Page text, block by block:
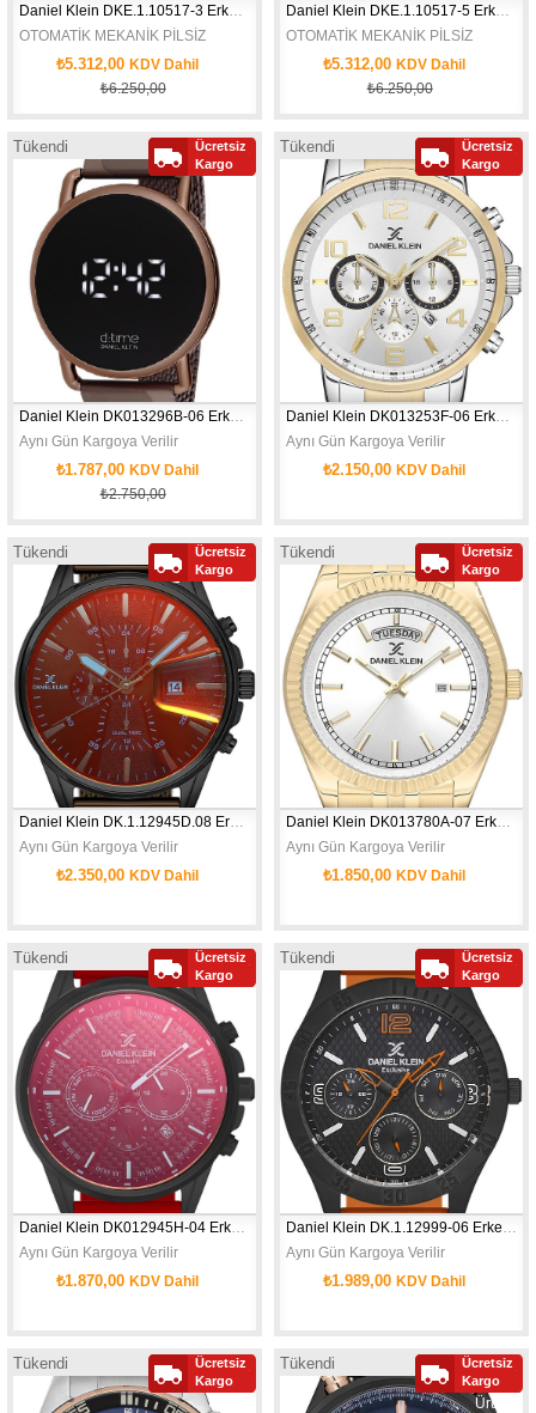
Daniel Klein DKE.1.10517-3 Erkek Kol Saati
OTOMATİK MEKANİK PİLSİZ
Kayış Tipi:Deri  Kayış Rengi:Siyah Kasa Çapı:43 mm Cinsiyet:Erkek:Kasa
₺5.312,00 KDV Dahil
₺6.250,00
Daniel Klein DKE.1.10517-5 Erkek Kol Saati
OTOMATİK MEKANİK PİLSİZ
Kayış Tipi:Deri  Kayış
₺5.312,00 KDV Dahil
₺6.250,00
Tükendi
Daniel Klein DK013296B-06 Erkek Kol Saati
Aynı Gün Kargoya Verilir
₺1.787,00 KDV Dahil
₺2.750,00
Ücretsiz
Kargo
Tükendi
Daniel Klein DK013253F-06 Erkek Kol Saati
Aynı Gün Kargoya Verilir
₺2.150,00 KDV Dahil
Ücretsiz
Kargo
Tükendi
Daniel Klein DK.1.12945D.08 Erkek Kol Saati
Aynı Gün Kargoya Verilir
₺2.350,00 KDV Dahil
Ücretsiz
Kargo
Tükendi
Daniel Klein DK013780A-07 Erkek Kol Saati
Aynı Gün Kargoya Verilir
₺1.850,00 KDV Dahil
Ücretsiz
Kargo
Ürün
Tükendi
Daniel Klein DK012945H-04 Erkek Kol Saati
Aynı Gün Kargoya Verilir
₺1.870,00 KDV Dahil
Ücretsiz
Kargo
Ürün
Tükendi
Daniel Klein DK.1.12999-06 Erkek Kol Saati
Aynı Gün Kargoya Verilir
₺1.989,00 KDV Dahil
Ücretsiz
Kargo
Ürün
Tükendi
Ücretsiz
Kargo
Yeni
Ürün
Tükendi
Ücretsiz
Kargo
Yeni
Ürün